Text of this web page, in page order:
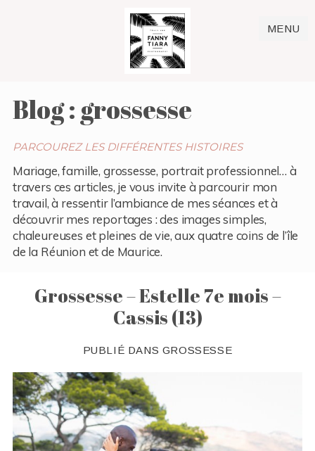
MENU
Blog : grossesse
PARCOUREZ LES DIFFÉRENTES HISTOIRES
Mariage, famille, grossesse, portrait professionnel… à
travers ces articles, je vous invite à parcourir mon
travail, à ressentir l’ambiance de mes séances et à
découvrir mes reportages : des images simples,
chaleureuses et pleines de vie, aux quatre coins de l’île
de la Réunion et de Maurice.
Grossesse – Estelle 7e mois –
Cassis (13)
PUBLIÉ DANS GROSSESSE